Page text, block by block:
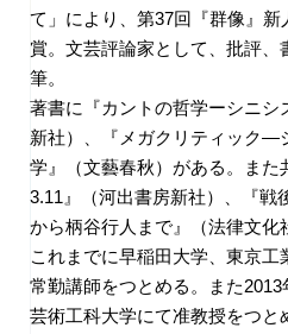
て」により、第37回『群像』
賞。文芸評論家として、批評、
筆。
著書に『カントの哲学ーシニシ
新社）、『メガクリティック―
学』（文藝春秋）がある。また
3.11』（河出書房新社）、『
から柄谷行人まで』（法律文化
これまでに早稲田大学、東京
常勤講師をつとめる。また
芸術工科大学にて准教授をつと